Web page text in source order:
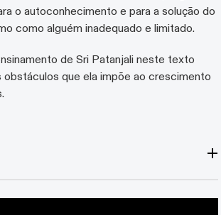
o autoconhecimento e para a solução do
como alguém inadequado e limitado.
de Sri Patanjali neste texto
que ela impõe ao crescimento